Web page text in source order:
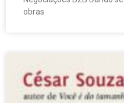
obras